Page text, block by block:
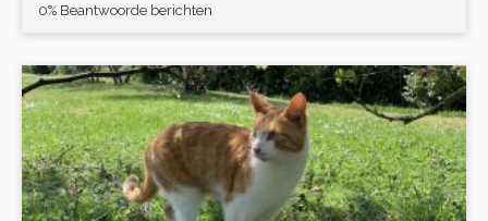
0% Beantwoorde berichten